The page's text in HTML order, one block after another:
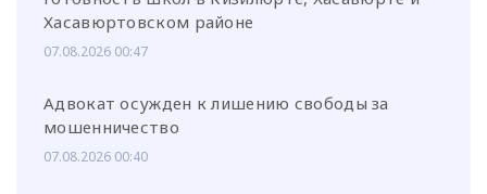
Хасавюртовском районе
07.08.2026 00:47
Адвокат осужден к лишению свободы за
мошенничество
07.08.2026 00:40